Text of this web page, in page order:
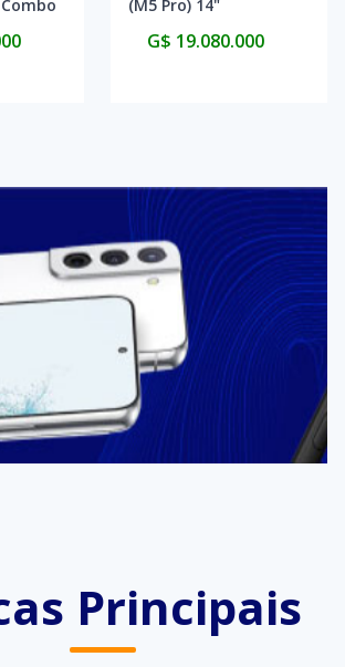
(M5 Pro) 14"
2026 - Space Black
G$ 19.080.000
Principais